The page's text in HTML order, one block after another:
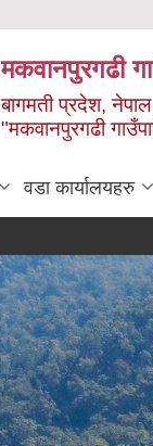
मकवानपुरगढी
बागमती प्रदेश, नेपाल
"मकवानपुरगढी
वडा कार्यालयहरु